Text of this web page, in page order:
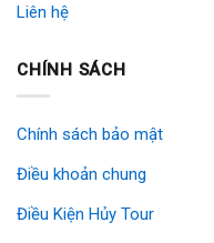
Liên hệ
CHÍNH SÁCH
Chính sách bảo mật
Điều khoản chung
Điều Kiện Hủy Tour